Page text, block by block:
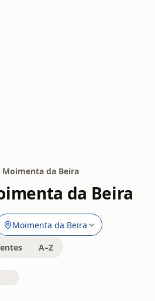
Moimenta da Beira
da Beira
Moimenta da Beira
A–Z